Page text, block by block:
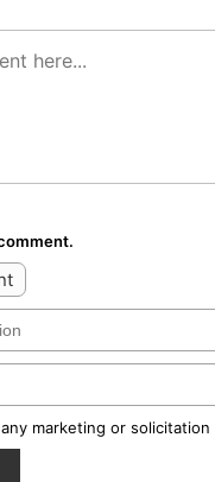
marketing or solicitation